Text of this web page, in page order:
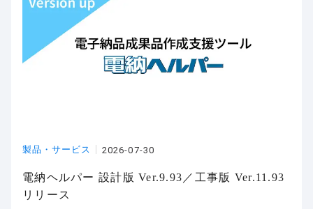
製品・サービス 2026-07-30
電納ヘルパー 設計版 Ver.9.93／工事版 Ver.11.93
リリース